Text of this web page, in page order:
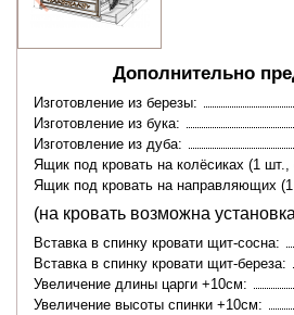
Дополнительно
Изготовление из березы:
Изготовление из бука:
Изготовление из дуба:
Ящик под кровать на колёсиках (1 шт.,
Ящик под кровать на направляющих
(на кровать возможна
Вставка в спинку кровати щит-сосна:
Вставка в спинку кровати щит-береза:
Увеличение длины царги +10см:
Увеличение высоты спинки +10см: